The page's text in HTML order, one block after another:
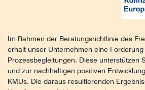
Im Rahmen der Beratungsrichtlinie des
erhält unser Unternehmen eine
Prozessbegleitungen. Diese unterstützen
und zur nachhaltigen positiven
KMUs. Die daraus resultierenden